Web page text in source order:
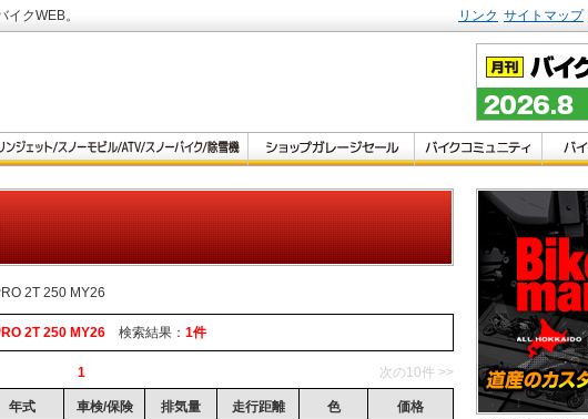
クWEB。 リンク サイトマップ
2T 250 MY26
2T 250 MY26 検索結果： 1件
1 次の10件 >>
年式 車検/保険 排気量 走行距離 色 価格